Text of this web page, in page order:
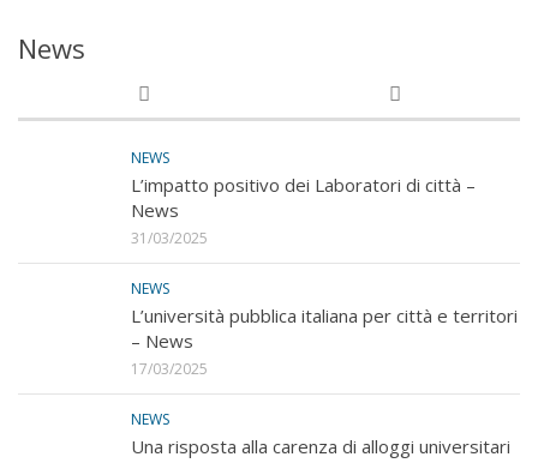
News
NEWS
L’impatto positivo dei Laboratori di città –
News
31/03/2025
NEWS
L’università pubblica italiana per città e territori
– News
17/03/2025
NEWS
Una risposta alla carenza di alloggi universitari